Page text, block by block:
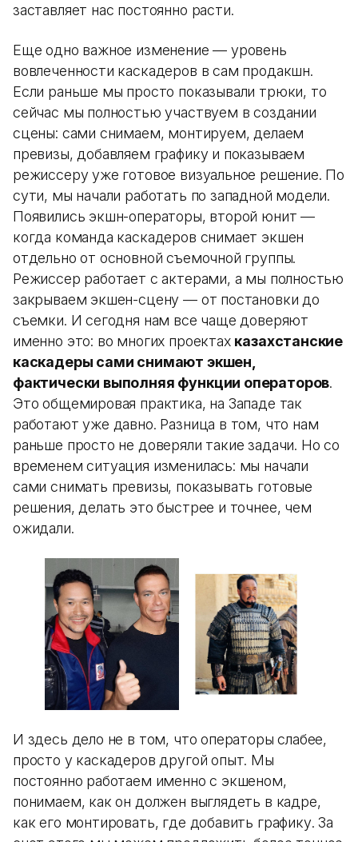
заставляет нас постоянно расти.
Еще одно важное изменение — уровень
вовлеченности каскадеров в сам продакшн.
Если раньше мы просто показывали трюки, то
сейчас мы полностью участвуем в создании
сцены: сами снимаем, монтируем, делаем
превизы, добавляем графику и показываем
режиссеру уже готовое визуальное решение. По
сути, мы начали работать по западной модели.
Появились экшн-операторы, второй юнит —
когда команда каскадеров снимает экшен
отдельно от основной съемочной группы.
Режиссер работает с актерами, а мы полностью
закрываем экшен-сцену — от постановки до
съемки. И сегодня нам все чаще доверяют
именно это: во многих проектах казахстанские
каскадеры сами снимают экшен,
фактически выполняя функции операторов.
Это общемировая практика, на Западе так
работают уже давно. Разница в том, что нам
раньше просто не доверяли такие задачи. Но со
временем ситуация изменилась: мы начали
сами снимать превизы, показывать готовые
решения, делать это быстрее и точнее, чем
ожидали.
И здесь дело не в том, что операторы слабее,
просто у каскадеров другой опыт. Мы
постоянно работаем именно с экшеном,
понимаем, как он должен выглядеть в кадре,
как его монтировать, где добавить графику. За